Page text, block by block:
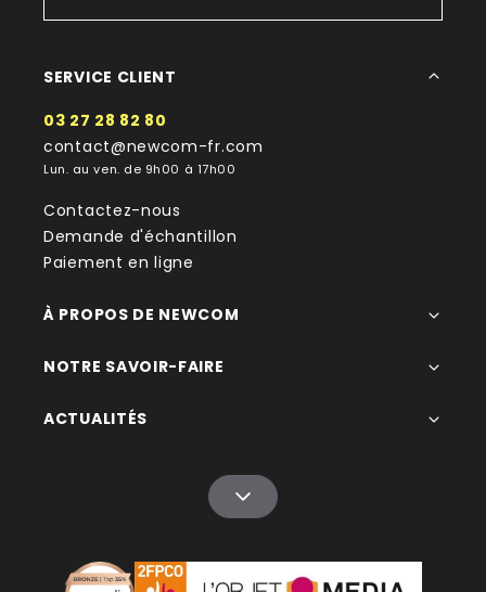
SERVICE CLIENT
03 27 28 82 80
contact@newcom-fr.com
Lun. au ven. de 9h00 à 17h00
Contactez-nous
Demande d'échantillon
Paiement en ligne
À PROPOS DE NEWCOM
NOTRE SAVOIR-FAIRE
ACTUALITÉS